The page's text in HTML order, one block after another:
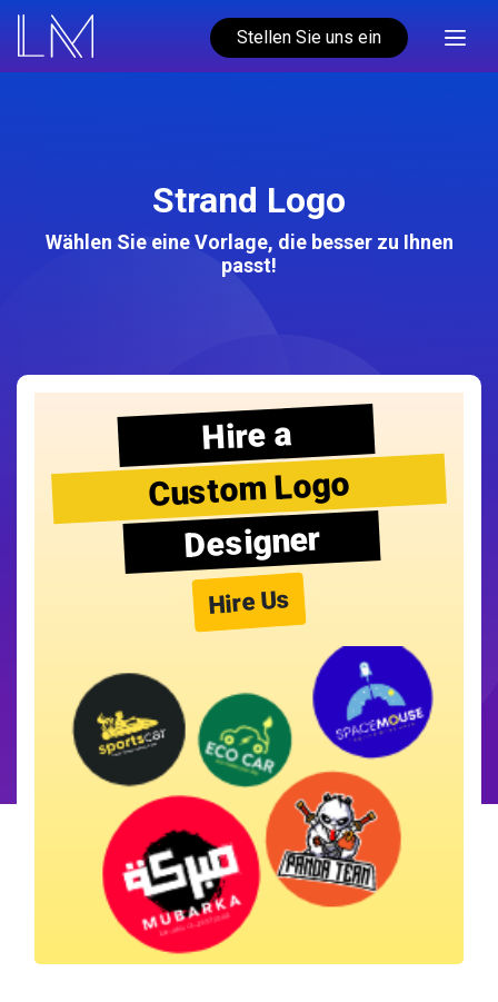
Stellen Sie uns ein
Strand Logo
Wählen Sie eine Vorlage, die besser zu Ihnen
passt!
Hire a
Custom Logo
Designer
Hire Us